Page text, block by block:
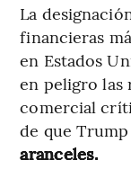
La
financieras
en Estados
en peligro las
comercial
de que
aranceles.